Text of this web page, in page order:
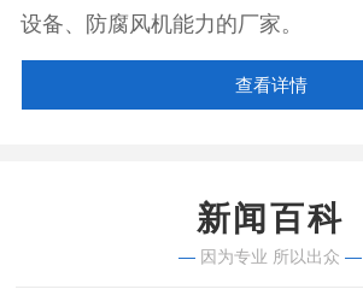
设备、防腐风机能力的厂家。
查看详情
新闻百科
— 因为专业 所以出众 —